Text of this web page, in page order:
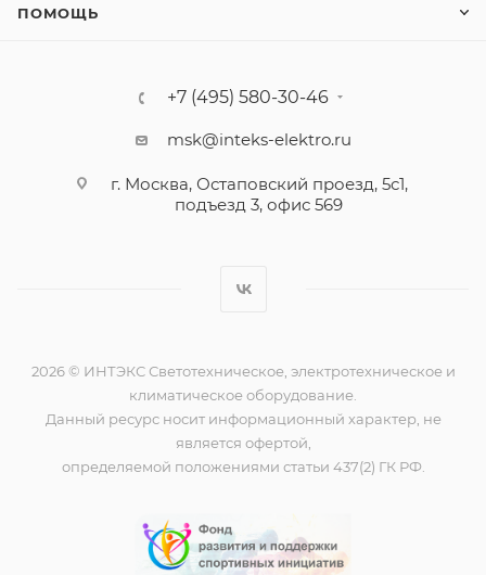
ПОМОЩЬ
+7 (495) 580-30-46
msk@inteks-elektro.ru
г. Москва, Остаповский проезд, 5с1,
подъезд 3, офис 569
2026 © ИНТЭКС Светотехническое, электротехническое и
климатическое оборудование.
Данный ресурс носит информационный характер, не
является офертой,
определяемой положениями статьи 437(2) ГК РФ.